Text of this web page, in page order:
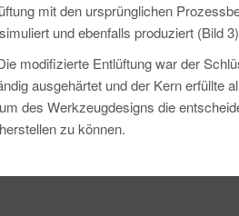
mit den ursprünglichen
und ebenfalls produziert (Bild
modifizierte Entlüftung war der
ausgehärtet und der Kern erfüllte
des Werkzeugdesigns die
zu können.